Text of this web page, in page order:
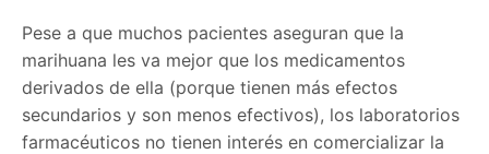
Pese a que muchos pacientes aseguran que la
marihuana les va mejor que los medicamentos
derivados de ella (porque tienen más efectos
secundarios y son menos efectivos), los laboratorios
farmacéuticos no tienen interés en comercializar la